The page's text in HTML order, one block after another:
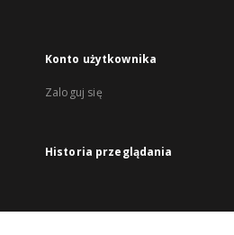
Konto użytkownika
Zaloguj się
Historia przeglądania